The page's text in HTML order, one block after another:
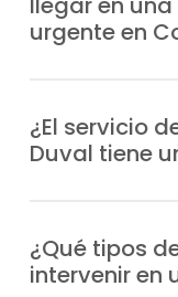
urgente en
tu ubicación
¿El servicio
Duval tiene
prioritaria
servicio de
¿Qué tipos
intervenir en